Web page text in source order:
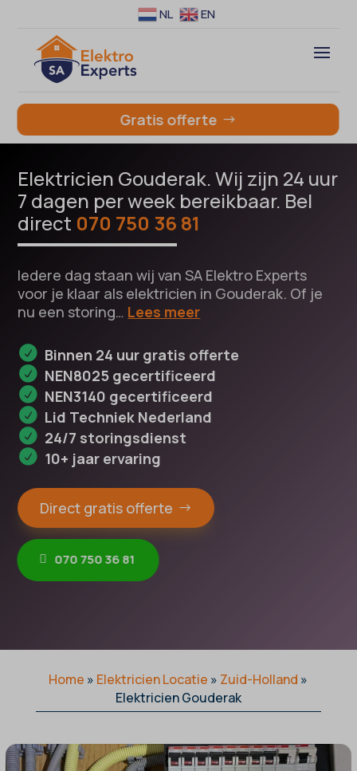
NL EN
Gratis offerte
Elektricien Gouderak. Wij zijn 24 uur
7 dagen per week bereikbaar. Bel
direct 070 750 36 81
Iedere dag staan wij van SA Elektro Experts
voor je klaar als elektricien in Gouderak. Of je
nu een storing… Lees meer
Binnen 24 uur gratis offerte
NEN8025 gecertificeerd
NEN3140 gecertificeerd
Lid Techniek Nederland
24/7 storingsdienst
10+ jaar ervaring
Direct gratis offerte
070 750 36 81
Home » Elektricien Locatie » Zuid-Holland »
Elektricien Gouderak